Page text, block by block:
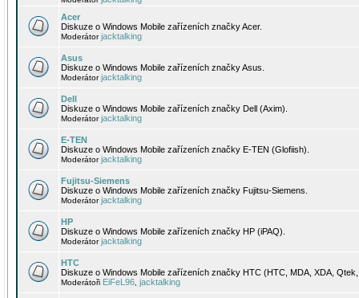
Acer
Diskuze o Windows Mobile zařízeních značky Acer.
Moderátorjacktalking
Asus
Diskuze o Windows Mobile zařízeních značky Asus.
Moderátorjacktalking
Dell
Diskuze o Windows Mobile zařízeních značky Dell (Axim).
Moderátorjacktalking
E-TEN
Diskuze o Windows Mobile zařízeních značky E-TEN (Glofiish).
Moderátorjacktalking
Fujitsu-Siemens
Diskuze o Windows Mobile zařízeních značky Fujitsu-Siemens.
Moderátorjacktalking
HP
Diskuze o Windows Mobile zařízeních značky HP (iPAQ).
Moderátorjacktalking
HTC
Diskuze o Windows Mobile zařízeních značky HTC (HTC, MDA, XDA,
Moderátoři EiFeL96 jacktalking